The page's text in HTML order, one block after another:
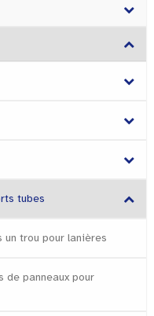
tubes
trou pour lanières
de panneaux pour